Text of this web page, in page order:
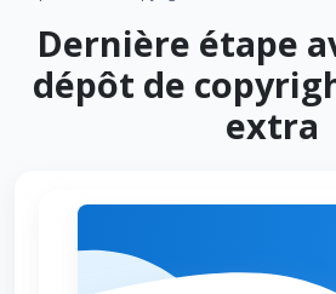
Dernière étape
dépôt de
extra